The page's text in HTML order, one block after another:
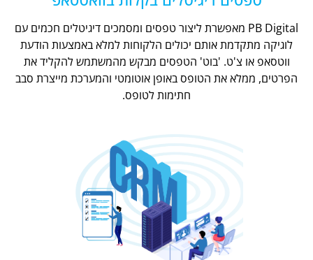
PB Digital מאפשרת ליצור טפסים ומסמכים דיגיטלים חכמים עם
לוגיקה מתקדמת אותם יכולים הלקוחות למלא באמצעות הודעת
ווטסאפ או צ'ט. 'בוט' הטפסים מבקש מהמשתמש להקליד את
הפרטים, ממלא את הטופס באופן אוטומטי והמערכת מייצרת סבב
חתימות לטופס.